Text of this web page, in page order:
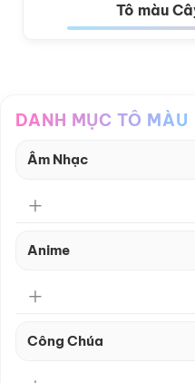
Tô màu
DANH MỤC TÔ MÀU
Âm Nhạc
Anime
Công Chúa